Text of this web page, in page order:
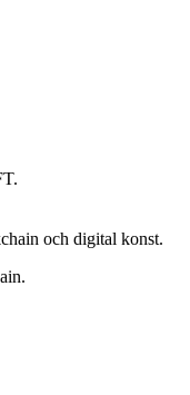
och digital konst.